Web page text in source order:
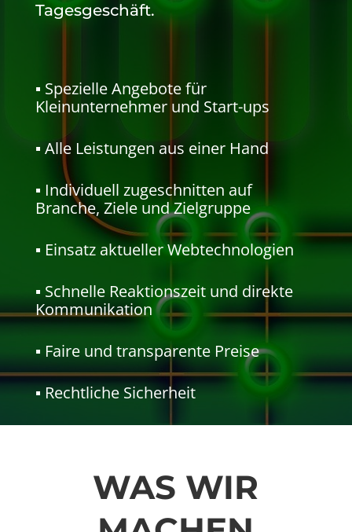
Tagesgeschäft.
▪ Spezielle Angebote für
Kleinunternehmer und Start-ups
▪ Alle Leistungen aus einer Hand
▪ Individuell zugeschnitten auf
Branche, Ziele und Zielgruppe
▪ Einsatz aktueller Webtechnologien
▪ Schnelle Reaktionszeit und direkte
Kommunikation
▪ Faire und transparente Preise
▪Rechtliche Sicherheit
WAS WIR